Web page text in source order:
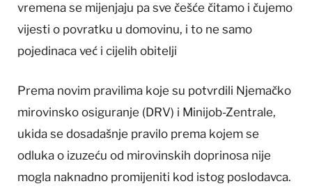
vremena se mijenjaju pa sve češće čitamo i čujemo
vijesti o povratku u domovinu, i to ne samo
pojedinaca već i cijelih obitelji
Prema novim pravilima koje su potvrdili Njemačko
mirovinsko osiguranje (DRV) i Minijob-Zentrale,
ukida se dosadašnje pravilo prema kojem se
odluka o izuzeću od mirovinskih doprinosa nije
mogla naknadno promijeniti kod istog poslodavca.